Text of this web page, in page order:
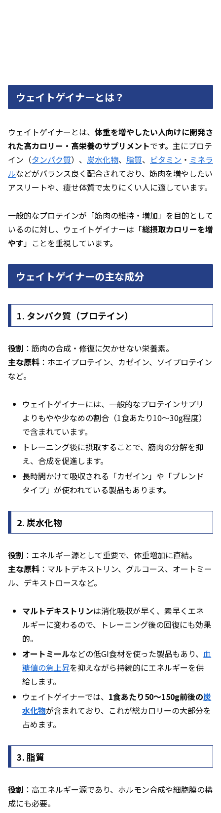
ウェイトゲイナーとは？
ウェイトゲイナーとは、 体重を増やしたい人向けに開発さ
れた高カロリー・高栄養のサプリメントです。主にプロテ
イン（タンパク質）、 炭水化物、 脂質、 ビタミン ・ ミネラ
ルなどがバランス良く配合されており、筋肉を増やしたい
アスリートや、痩せ体質で太りにくい人に適しています。
一般的なプロテインが「筋肉の維持・増加」を目的として
いるのに対し、ウェイトゲイナーは「総摂取カロリーを増
やす」ことを重視しています。
ウェイトゲイナーの主な成分
1. タンパク質（プロテイン）
役割 ：筋肉の合成・修復に欠かせない栄養素。
主な原料 ：ホエイプロテイン、カゼイン、ソイプロテイン
など。
ウェイトゲイナーには、一般的なプロテインサプリ
よりもやや少なめの割合（1食あたり10〜30g程度）
で含まれています。
トレーニング後に摂取することで、筋肉の分解を抑
え、合成を促進します。
長時間かけて吸収される「カゼイン」や「ブレンド
タイプ」が使われている製品もあります。
2. 炭水化物
役割 ：エネルギー源として重要で、体重増加に直結。
主な原料 ：マルトデキストリン、グルコース、オートミー
ル、デキストロースなど。
マルトデキストリンは消化吸収が早く、素早くエネ
ルギーに変わるので、トレーニング後の回復にも効果
的。
オートミールなどの低GI食材を使った製品もあり、血
糖値の急上昇を抑えながら持続的にエネルギーを供
給します。
ウェイトゲイナーでは、 1食あたり50～150g前後の炭
水化物が含まれており、これが総カロリーの大部分を
占めます。
3. 脂質
役割 ：高エネルギー源であり、ホルモン合成や細胞膜の構
成にも必要。